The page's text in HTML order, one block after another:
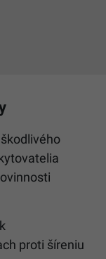
proti šíreniu